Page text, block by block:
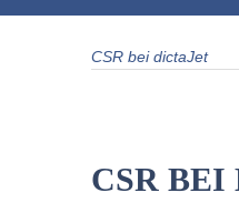
TO
CONTENT
CSR bei dictaJet
CSR BEI